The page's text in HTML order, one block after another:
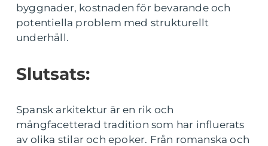
byggnader, kostnaden för bevarande och
potentiella problem med strukturellt
underhåll.
Slutsats:
Spansk arkitektur är en rik och
mångfacetterad tradition som har influerats
av olika stilar och epoker. Från romanska och